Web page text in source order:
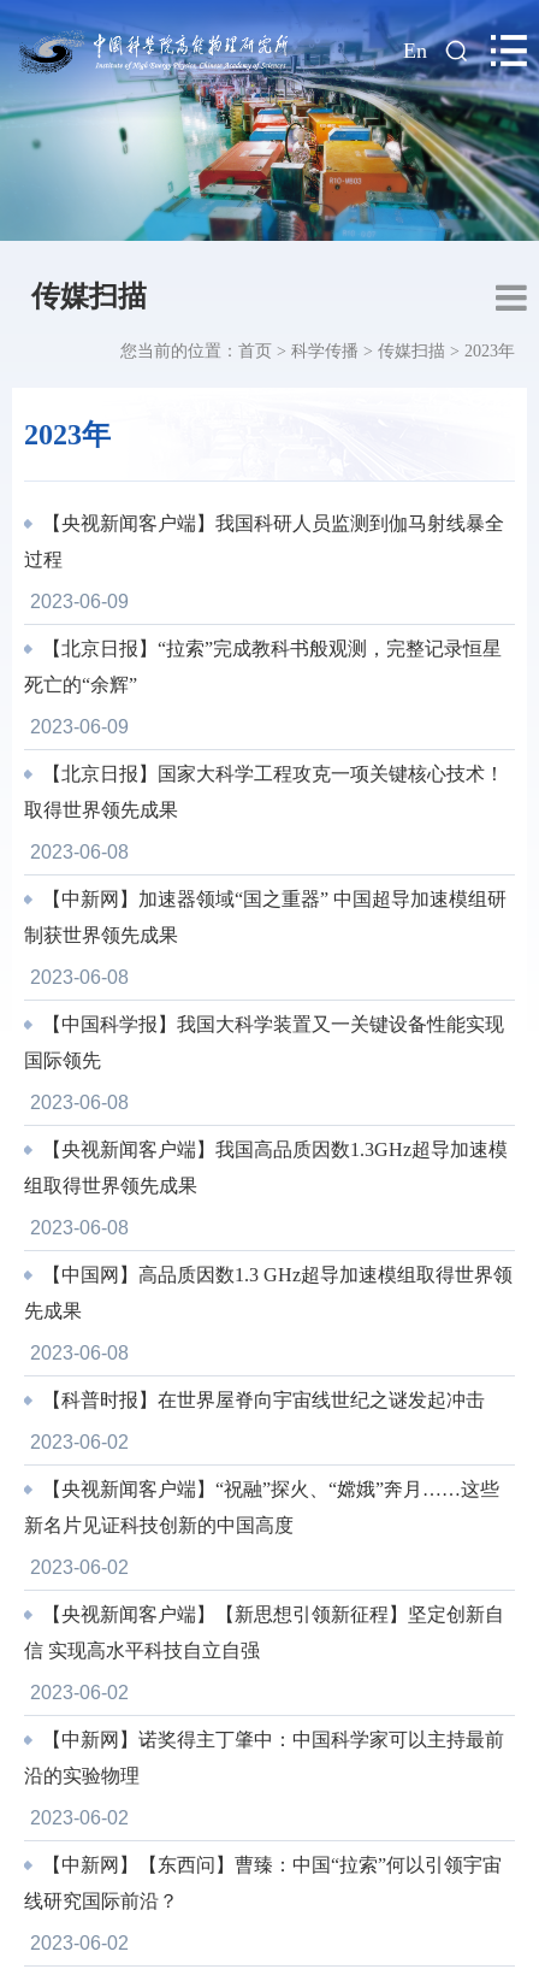
| En
传媒扫描
2023年
您当前的位置： 首页 > 科学传播 > 传媒扫描 > 2023年
【央视新闻客户端】我国科研人员监测到伽马射线暴全
过程
2023-06-09
【北京日报】“拉索”完成教科书般观测，完整记录恒星
死亡的“余辉”
2023-06-09
【北京日报】国家大科学工程攻克一项关键核心技术！
取得世界领先成果
2023-06-08
【中新网】加速器领域“国之重器” 中国超导加速模组研
制获世界领先成果
2023-06-08
【中国科学报】我国大科学装置又一关键设备性能实现
国际领先
2023-06-08
【央视新闻客户端】我国高品质因数1.3GHz超导加速模
组取得世界领先成果
2023-06-08
【中国网】高品质因数1.3 GHz超导加速模组取得世界领
先成果
2023-06-08
【科普时报】在世界屋脊向宇宙线世纪之谜发起冲击
2023-06-02
【央视新闻客户端】“祝融”探火、“嫦娥”奔月……这些
新名片见证科技创新的中国高度
2023-06-02
【央视新闻客户端】【新思想引领新征程】坚定创新自
信 实现高水平科技自立自强
2023-06-02
【中新网】诺奖得主丁肇中：中国科学家可以主持最前
沿的实验物理
2023-06-02
【中新网】【东西问】曹臻：中国“拉索”何以引领宇宙
线研究国际前沿？
2023-06-02